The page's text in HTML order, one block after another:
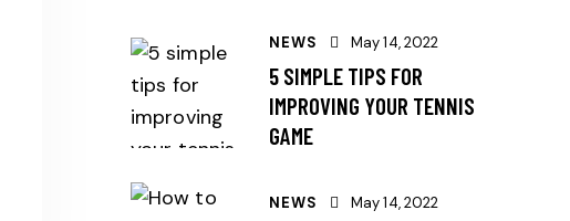
NEWS May 14, 2022
5 SIMPLE TIPS FOR
IMPROVING YOUR TENNIS
GAME
NEWS May 14, 2022